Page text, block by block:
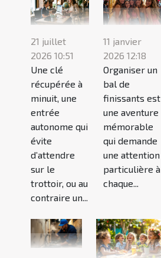
21 juillet
2026 10:51
Une clé
récupérée à
minuit, une
entrée
autonome qui
évite
d’attendre
sur le
trottoir, ou au
contraire un...
11 janvier
2026 12:18
Organiser un
bal de
finissants est
une aventure
mémorable
qui demande
une attention
particulière à
chaque...